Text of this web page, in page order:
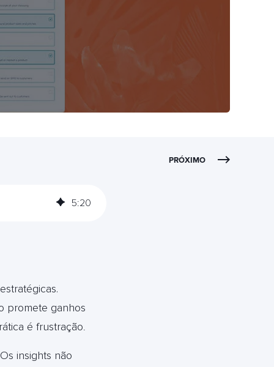
PRÓXIMO
5:20
promete ganhos
é frustração.
insights não